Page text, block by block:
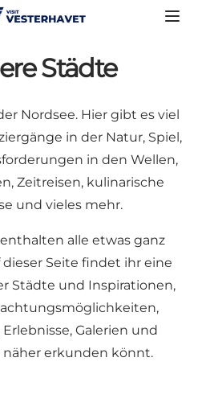
Städte
Nordsee. Hier gibt es viel
in der Natur, Spiel,
in den Wellen,
Zeitreisen, kulinarische
und vieles mehr.
alle etwas ganz
dieser Seite findet ihr eine
Städte und Inspirationen,
Galerien und
näher erkunden könnt.